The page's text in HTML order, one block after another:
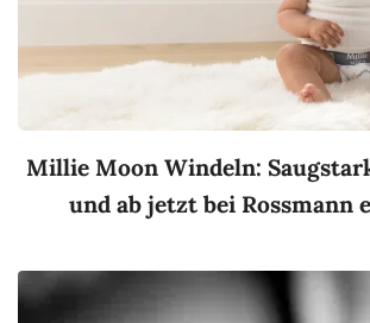
Millie Moon Windeln:
und ab jetzt bei Rossmann